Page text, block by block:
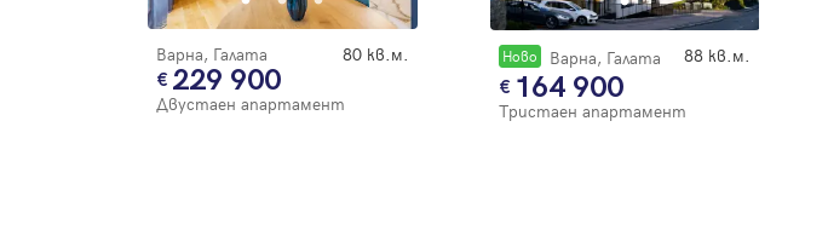
Варна, Галата 80 кв.м.
229 900
Двустаен апартамент
Новo Варна, Галата 88 кв.м.
164 900
Тристаен апартамент